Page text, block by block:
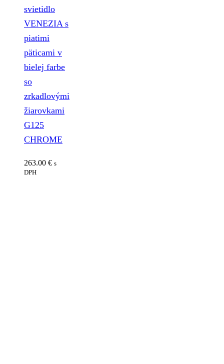
svietidlo
VENEZIA s
piatimi
päticami v
bielej farbe
so
zrkadlovými
žiarovkami
G125
CHROME
263.00 € s
DPH